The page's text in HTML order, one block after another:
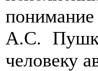
А.С.
человеку